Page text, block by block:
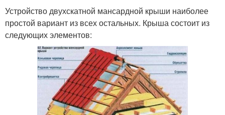
Устройство двухскатной мансардной крыши наиболее
простой вариант из всех остальных. Крыша состоит из
следующих элементов: